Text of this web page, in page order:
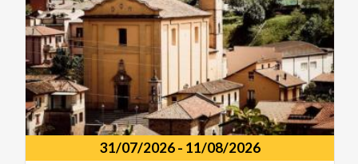
31/07/2026- 11/08/2026